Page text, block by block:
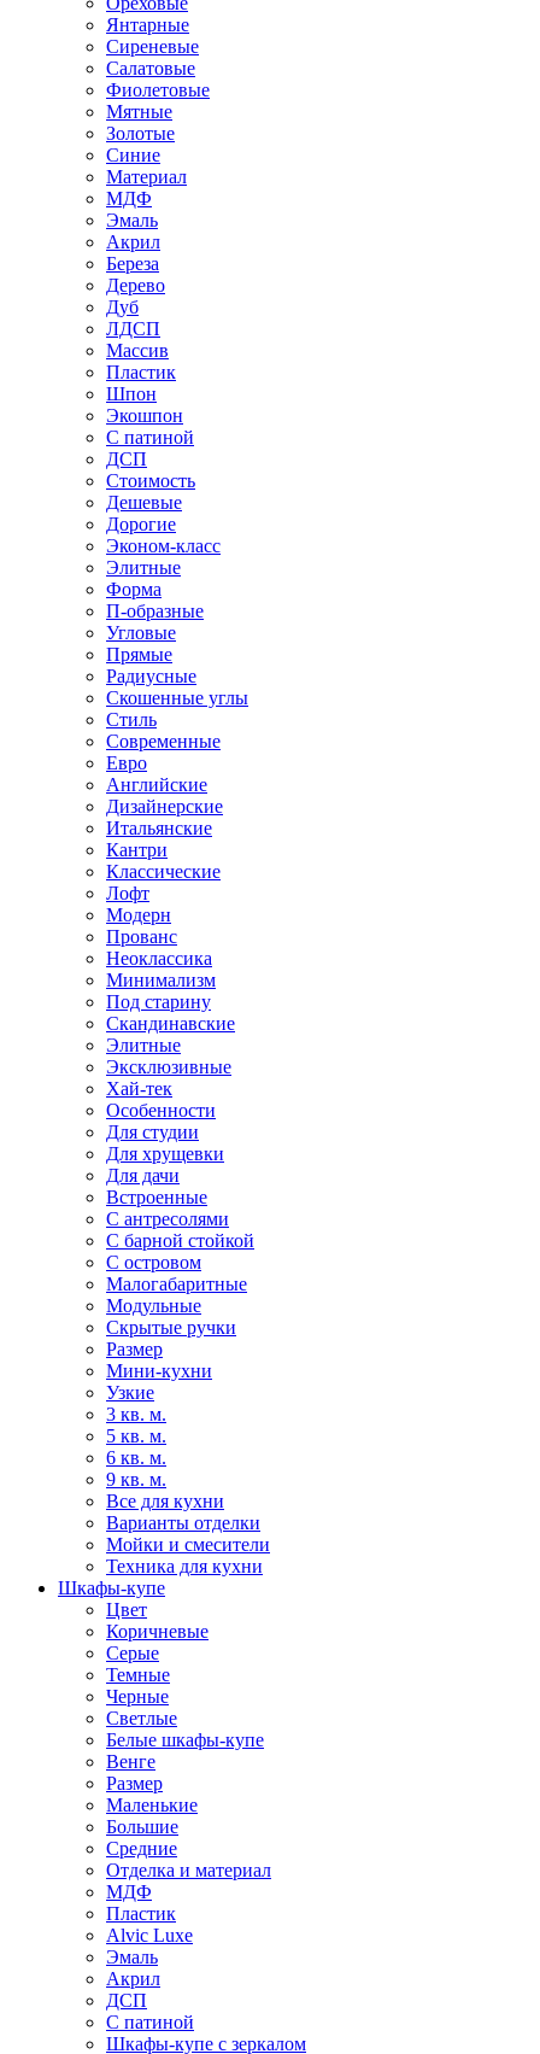
Янтарные
Сиреневые
Салатовые
Фиолетовые
Мятные
Золотые
Синие
Материал
МДФ
Эмаль
Акрил
Береза
Дерево
Дуб
ЛДСП
Массив
Пластик
Шпон
Экошпон
С патиной
ДСП
Стоимость
Дешевые
Дорогие
Эконом-класс
Элитные
Форма
П-образные
Угловые
Прямые
Радиусные
Скошенные углы
Стиль
Современные
Евро
Английские
Дизайнерские
Итальянские
Кантри
Классические
Лофт
Модерн
Прованс
Неоклассика
Минимализм
Под старину
Скандинавские
Элитные
Эксклюзивные
Хай-тек
Особенности
Для студии
Для хрущевки
Для дачи
Встроенные
С антресолями
С барной стойкой
С островом
Малогабаритные
Модульные
Скрытые ручки
Размер
Мини-кухни
Узкие
3 кв. м.
5 кв. м.
6 кв. м.
9 кв. м.
Все для кухни
Варианты отделки
Мойки и смесители
Техника для кухни
Шкафы-купе
Цвет
Коричневые
Серые
Темные
Черные
Светлые
Белые шкафы-купе
Венге
Размер
Маленькие
Большие
Средние
Отделка и материал
МДФ
Пластик
Alvic Luxe
Эмаль
Акрил
ДСП
С патиной
Шкафы-купе с зеркалом